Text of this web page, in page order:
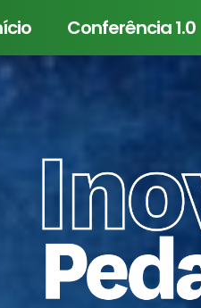
Conferência 1.0